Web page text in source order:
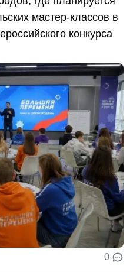
мастер-классов в
конкурса
0